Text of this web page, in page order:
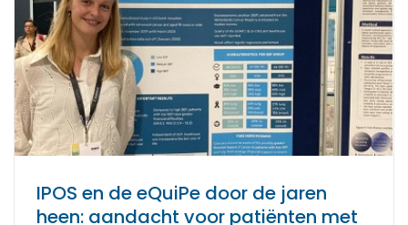
IPOS en de eQuiPe door de jaren
heen: aandacht voor patiënten met